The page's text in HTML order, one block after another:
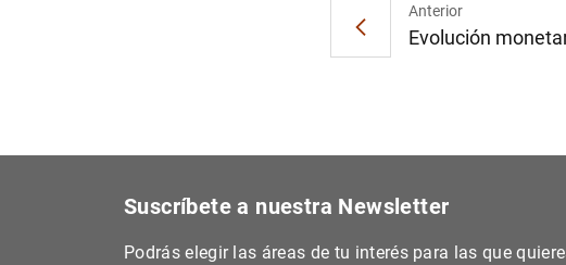
Anterior
Evolución
Suscríbete a nuestra Newsletter
Podrás elegir las áreas de tu interés para las que